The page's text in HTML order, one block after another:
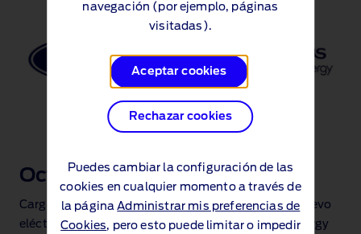
navegación (por ejemplo, páginas
visitadas).
Aceptar cookies
Rechazar cookies
Puedes cambiar la configuración de las
cookies en cualquier momento a través de
la páginaAdministrar mis preferencias de
Cookies, pero esto puede limitar o impedir
Octopus Energy
Cargador doméstico e instalación gratis para tu nuevo
eléctrico. Condicionesaquí. Gracias a Octopus Energy